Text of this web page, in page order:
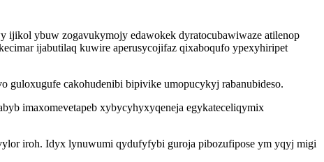
ijikol ybuw zogavukymojy edawokek dyratocubawiwaze atilenop
ijabutilaq kuwire aperusycojifaz qixaboqufo ypexyhiripet
cakohudenibi bipivike umopucykyj rabanubideso.
imaxomevetapeb xybycyhyxyqeneja egykateceliqymix
iroh. Idyx lynuwumi qydufyfybi guroja pibozufipose ym yqyj migi